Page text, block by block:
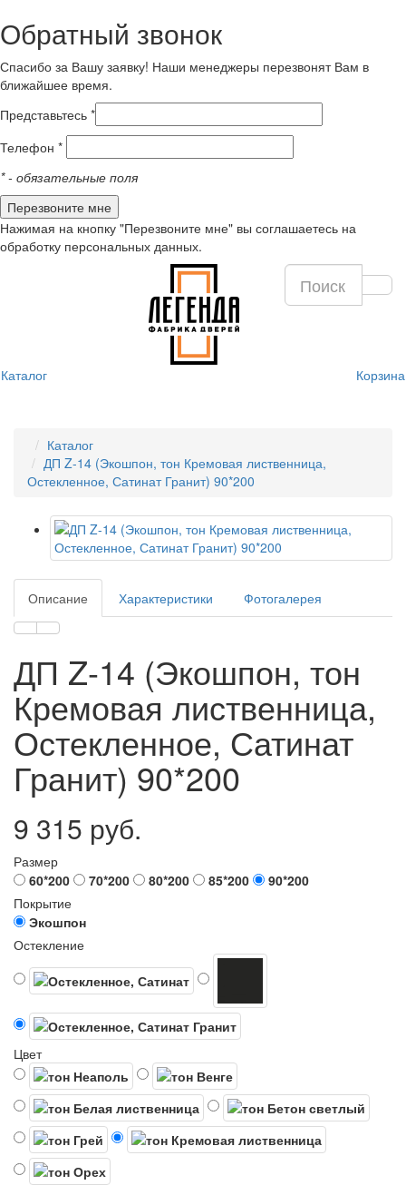
Обратный звонок
Спасибо за Вашу заявку! Наши менеджеры перезвонят Вам в
ближайшее время.
Представьтесь *
Телефон *
*- обязательные поля
Нажимая на кнопку "Перезвоните мне" вы соглашаетесь на
обработку персональных данных.
Каталог Корзина
Каталог
ДП Z-14 (Экошпон, тон Кремовая лиственница,
Остекленное, Сатинат Гранит) 90*200
Описание Характеристики Фотогалерея
ДП Z-14 (Экошпон, тон
Кремовая лиственница,
Остекленное, Сатинат
Гранит) 90*200
9 315 руб.
Размер
60*200
70*200 80*200 85*200
90*200
Покрытие
Экошпон
Остекление
Цвет